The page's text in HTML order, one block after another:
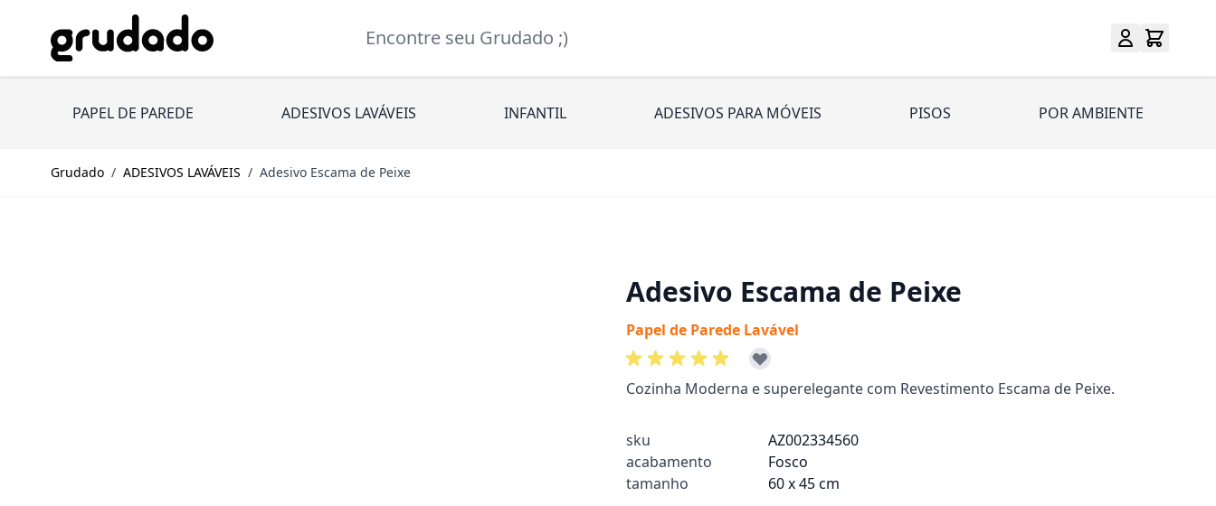
Pular para o conteúdo
Encontre seu Grudado ;)
PAPEL DE PAREDE ADESIVOS LAVÁVEIS INFANTIL ADESIVOS PARA MÓVEIS PISOS POR AMBIENTE
Grudado / ADESIVOS LAVÁVEIS / Adesivo Escama de Peixe
Adesivo Escama de Peixe
Papel de Parede Lavável
Cozinha Moderna e superelegante com Revestimento Escama de Peixe.
sku
AZ002334560
acabamento
Fosco
tamanho
60 x 45 cm